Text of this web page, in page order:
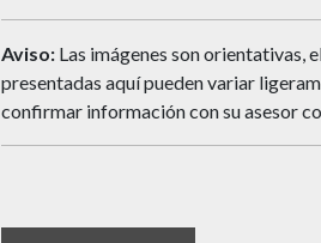
Aviso: Las imágenes son orientativas,
presentadas aquí pueden variar
confirmar información con su asesor